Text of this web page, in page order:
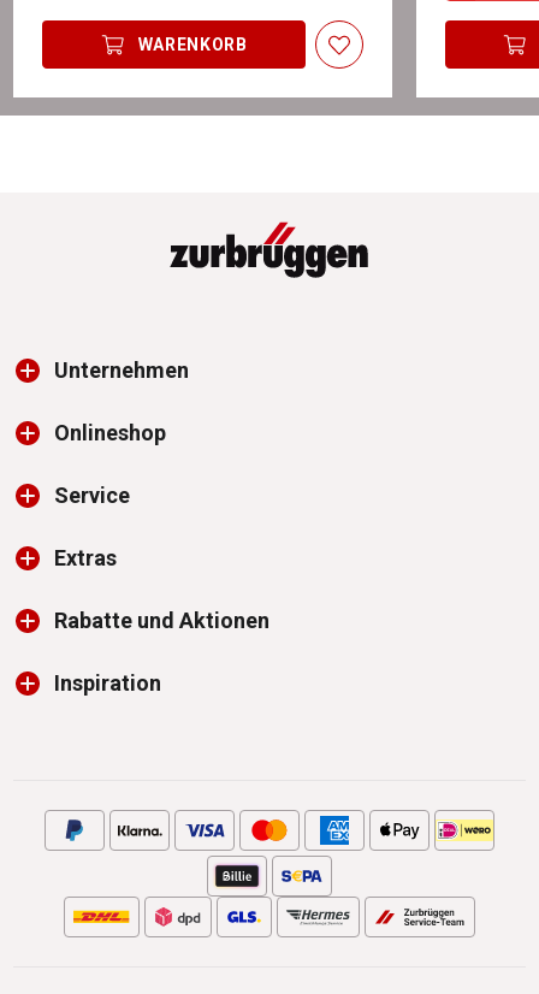
WARENKORB
Unternehmen
Onlineshop
Service
Extras
Rabatte und Aktionen
Inspiration